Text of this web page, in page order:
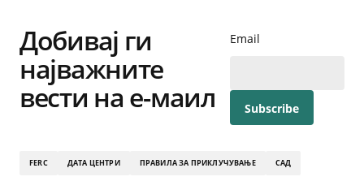
Добивај ги
најважните
вести на е-маил
Email
FERC ДАТА ЦЕНТРИ ПРАВИЛА ЗА ПРИКЛУЧУВАЊЕ САД